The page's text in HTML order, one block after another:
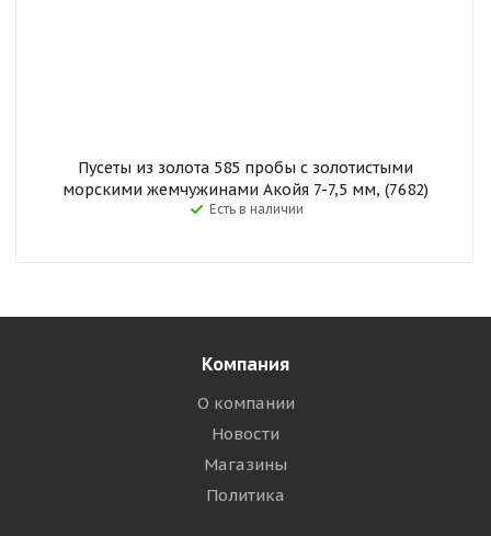
Пусеты из золота 585 пробы с золотистыми
морскими жемчужинами Акойя 7-7,5 мм, (7682)
Есть в наличии
Компания
О компании
Новости
Магазины
Политика